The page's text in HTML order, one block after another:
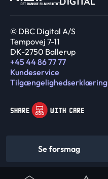
Se forsmag
© DBC Digital A/S
Tempovej 7-11
DK-2750 Ballerup
+45 44 86 77 77
Kundeservice
Tilgængelighedserklæring